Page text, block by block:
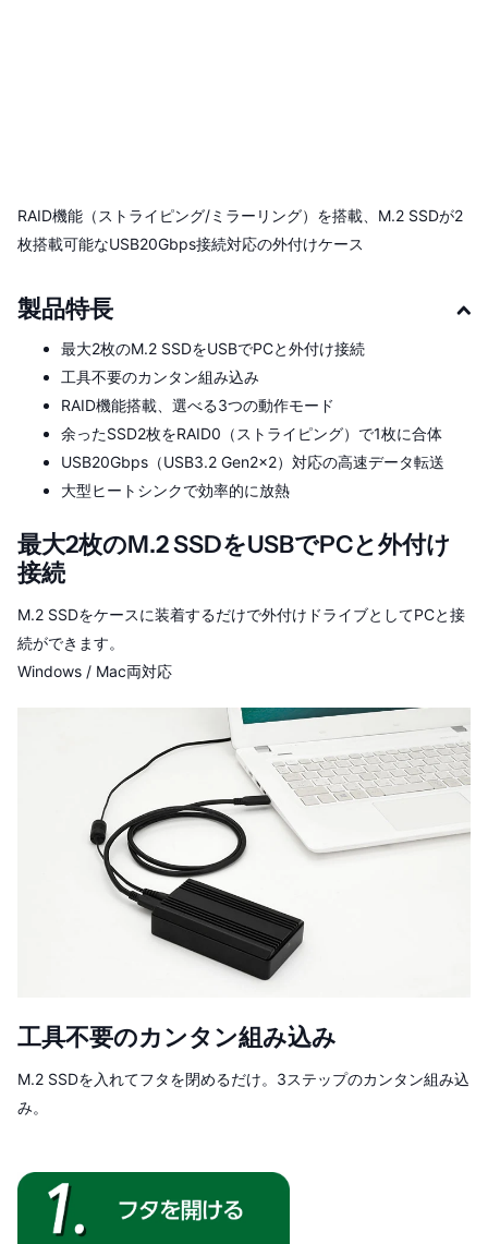
RAID機能（ストライピング/ミラーリング）を搭載、M.2 SSDが2
枚搭載可能なUSB20Gbps接続対応の外付けケース
製品特長
最大2枚のM.2 SSDをUSBでPCと外付け接続
工具不要のカンタン組み込み
RAID機能搭載、選べる3つの動作モード
余ったSSD2枚をRAID0（ストライピング）で1枚に合体
USB20Gbps（USB3.2 Gen2×2）対応の高速データ転送
大型ヒートシンクで効率的に放熱
最大2枚のM.2 SSDをUSBでPCと外付け
接続
M.2 SSDをケースに装着するだけで外付けドライブとしてPCと接
続ができます。
Windows / Mac両対応
工具不要のカンタン組み込み
M.2 SSDを入れてフタを閉めるだけ。3ステップのカンタン組み込
み。